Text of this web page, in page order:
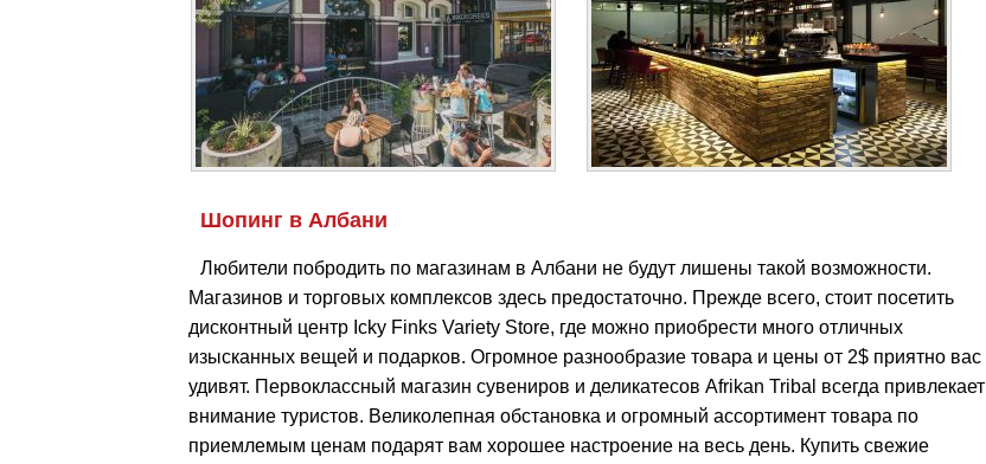
Шопинг в Албани
Любители побродить по магазинам в Албани не будут лишены такой возможности.
Магазинов и торговых комплексов здесь предостаточно. Прежде всего, стоит посетить
дисконтный центр Icky Finks Variety Store, где можно приобрести много отличных
изысканных вещей и подарков. Огромное разнообразие товара и цены от 2$ приятно вас
удивят. Первоклассный магазин сувениров и деликатесов Afrikan Tribal всегда привлекает
внимание туристов. Великолепная обстановка и огромный ассортимент товара по
приемлемым ценам подарят вам хорошее настроение на весь день. Купить свежие